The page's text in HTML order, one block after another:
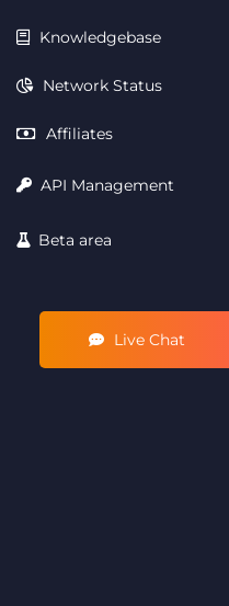
Knowledgebase
Network Status
Affiliates
API Management
Beta area
Live Chat